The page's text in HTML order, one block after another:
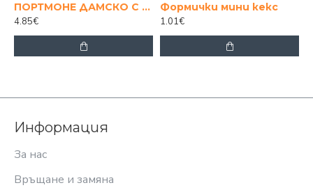
ПОРТМОНЕ ДАМСКО С 2 ЦИПА, МИКС ЦВЕТОВЕ
4.85€
Формички мини кекс
1.01€
Информация
За нас
Връщане и замяна